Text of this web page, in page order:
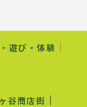
遊び・体験
谷商店街